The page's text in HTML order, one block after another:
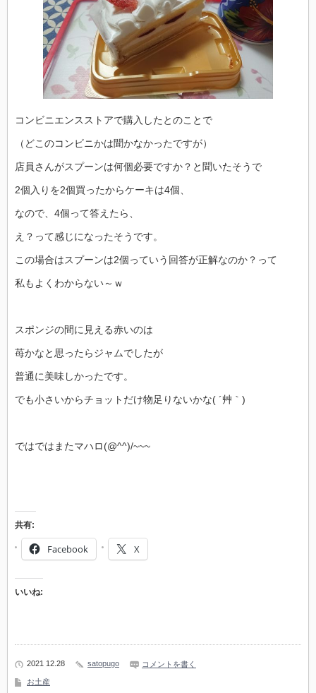
コンビニエンスストアで購入したとのことで
（どこのコンビニかは聞かなかったですが）
店員さんがスプーンは何個必要ですか？と聞いたそうで
2個入りを2個買ったからケーキは4個、
なので、4個って答えたら、
え？って感じになったそうです。
この場合はスプーンは2個っていう回答が正解なのか？って
私もよくわからない～ｗ
スポンジの間に見える赤いのは
苺かなと思ったらジャムでしたが
普通に美味しかったです。
でも小さいからチョットだけ物足りないかな( ´艸｀)
ではではまたマハロ(@^^)/~~~
共有:
Facebook X
いいね:
2021 12.28 satopugo コメントを書く
お土産